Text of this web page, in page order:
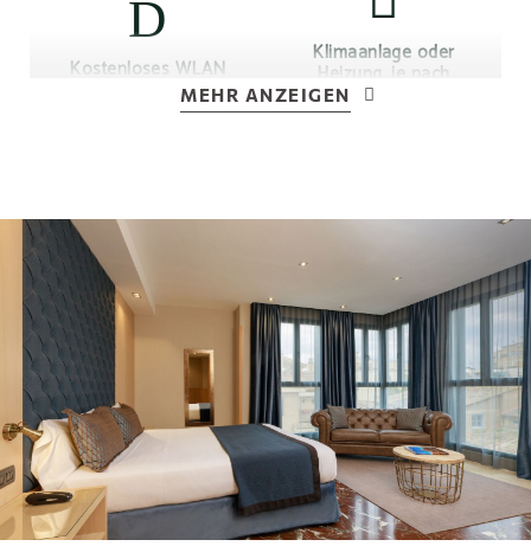
Kostenloses WLAN
Klimaanlage oder
Heizung, je nach
Jahreszeit
Elektrischer
Wasserkocher
Minikühlschrank
Leselampen Bademantel und
MEHR ANZEIGEN